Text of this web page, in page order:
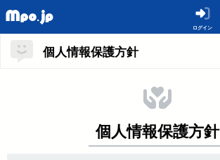
ログイン
個人情報保護方針
個人情報保護方針